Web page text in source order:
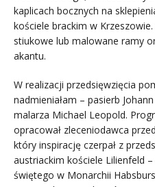
kaplicach bocznych na
kościele brackim w
stiukowe lub malowane ramy
akantu.
W realizacji przedsięwzięcia
nadmieniałam – pasierb
malarza Michael Leopold.
opracował zleceniodawca
który inspirację czerpał z
austriackim kościele Lilienfeld
świętego w Monarchii